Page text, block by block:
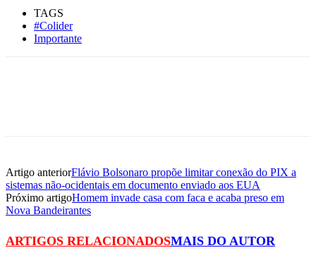
TAGS
#Colider
Importante
Artigo anteriorFlávio Bolsonaro propõe limitar conexão do PIX a
sistemas não-ocidentais em documento enviado aos EUA
Próximo artigoHomem invade casa com faca e acaba preso em
Nova Bandeirantes
ARTIGOS RELACIONADOSMAIS DO AUTOR